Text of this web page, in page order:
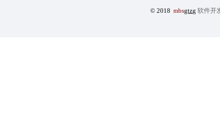
© 2018mbsgtzg 软件开